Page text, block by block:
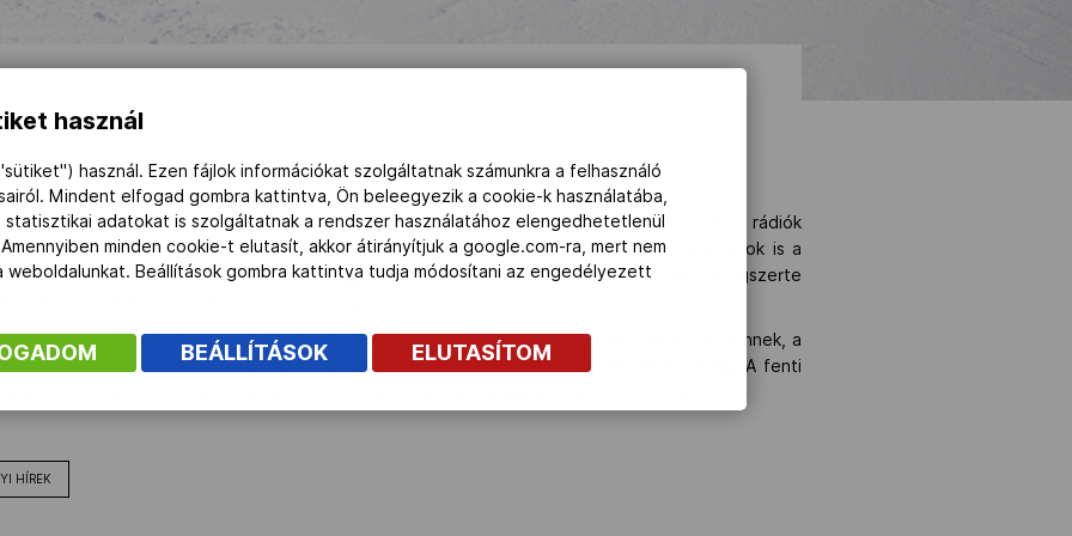
televíziók és rádiók) akkreditációs folyamat Milánó-Cortinára.
október 9-ei tájékoztatása szerint változás történt a nem jogtulajdonos televíziók és rádiók
a 2026-os milánó-cortinai téli olimpiára. A korábbi gyakorlattól eltérően az ENR médiumok is a
jelentkezhetnek akkreditációértezentáblázat kitöltésével. A nagyon limitált (világszerte
kiosztását továbbra is a NOB végzi.
MOB kommunikációs igazgatójának atoth.anita@olimpia.hués másolatban Szántó Rubennek, a
a szanto.ruben@olimpia.hucímre kérjük elküldeni2024. október 30. (szerda) 12 óráig
. A fenti
a nem jogtulajdonos televíziók és rádiók akkreditálására Milánó-Cortinába.
HÍREK
használ
használ. Ezen fájlok információkat szolgáltatnak számunkra a felhasználó
Mindent elfogad gombra kattintva, Ön beleegyezik a cookie-k használatába,
statisztikai adatokat is szolgáltatnak a rendszer használatához elengedhetetlenül
minden cookie-t elutasít, akkor átirányítjuk a google.com-ra, mert nem
weboldalunkat. Beállítások gombra kattintva tudja módosítani az engedélyezett
BEÁLLÍTÁSOK ELUTASÍTOM